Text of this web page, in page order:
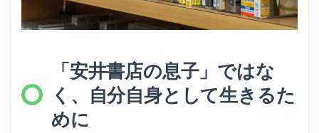
「安井書店の息子」ではな
く、自分自身として生きるた
めに